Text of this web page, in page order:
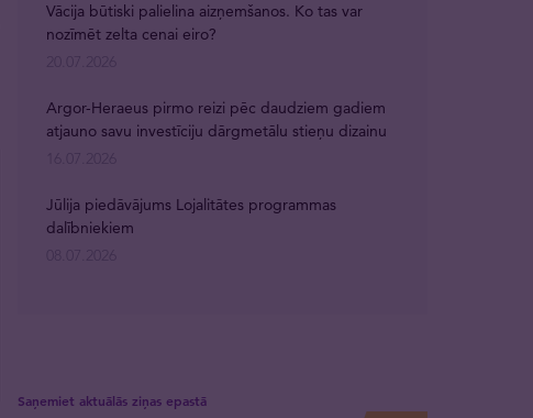
Saņemiet aktuālās ziņas epastā
Vācija būtiski palielina aizņemšanos. Ko tas var
nozīmēt zelta cenai eiro?
Argor-Heraeus pirmo reizi pēc daudziem gadiem
atjauno savu investīciju dārgmetālu stieņu dizainu
Jūlija piedāvājums Lojalitātes programmas
dalībniekiem